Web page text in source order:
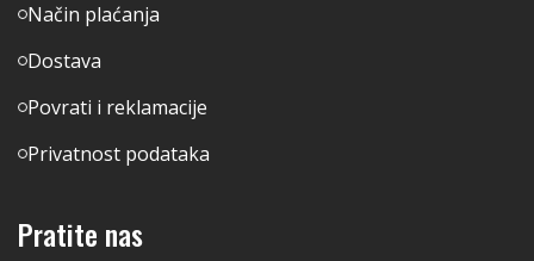
Način plaćanja
Dostava
Povrati i reklamacije
Privatnost podataka
Pratite nas